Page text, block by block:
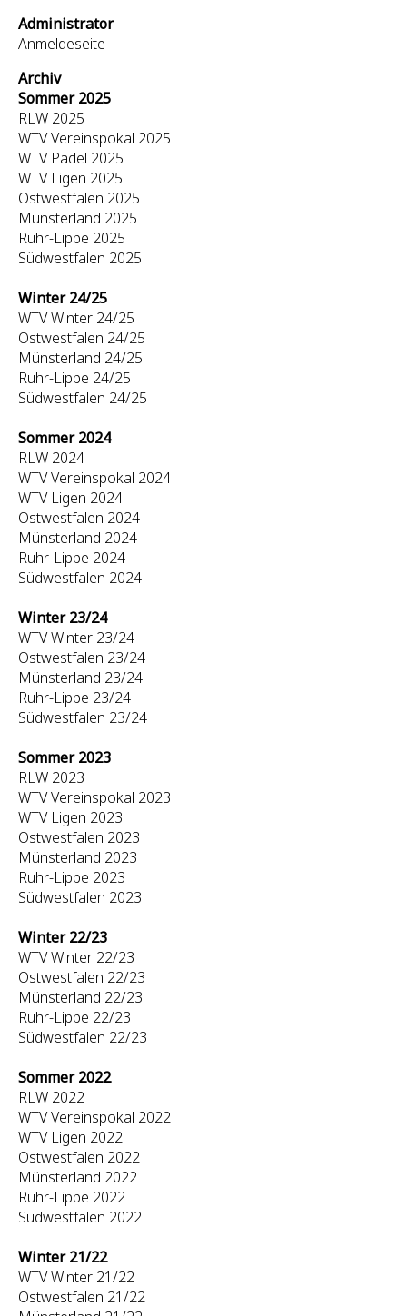
Administrator
Anmeldeseite
Archiv
Sommer 2025
RLW 2025
WTV Vereinspokal 2025
WTV Padel 2025
WTV Ligen 2025
Ostwestfalen 2025
Münsterland 2025
Ruhr-Lippe 2025
Südwestfalen 2025
Winter 24/25
WTV Winter 24/25
Ostwestfalen 24/25
Münsterland 24/25
Ruhr-Lippe 24/25
Südwestfalen 24/25
Sommer 2024
RLW 2024
WTV Vereinspokal 2024
WTV Ligen 2024
Ostwestfalen 2024
Münsterland 2024
Ruhr-Lippe 2024
Südwestfalen 2024
Winter 23/24
WTV Winter 23/24
Ostwestfalen 23/24
Münsterland 23/24
Ruhr-Lippe 23/24
Südwestfalen 23/24
Sommer 2023
RLW 2023
WTV Vereinspokal 2023
WTV Ligen 2023
Ostwestfalen 2023
Münsterland 2023
Ruhr-Lippe 2023
Südwestfalen 2023
Winter 22/23
WTV Winter 22/23
Ostwestfalen 22/23
Münsterland 22/23
Ruhr-Lippe 22/23
Südwestfalen 22/23
Sommer 2022
RLW 2022
WTV Vereinspokal 2022
WTV Ligen 2022
Ostwestfalen 2022
Münsterland 2022
Ruhr-Lippe 2022
Südwestfalen 2022
Winter 21/22
WTV Winter 21/22
Ostwestfalen 21/22